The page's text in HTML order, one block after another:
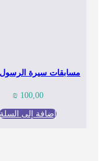
مسابقات سيرة الرسول
100,00
₪
إضافة إلى السلة